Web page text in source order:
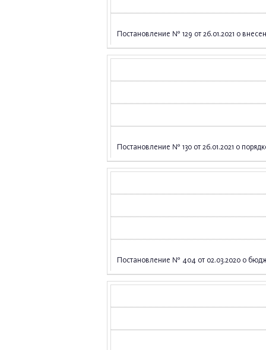
Постановление № 129 от 26.01.2021 о
Постановление № 130 от 26.01.2021 о
Постановление № 404 от 02.03.2020 о